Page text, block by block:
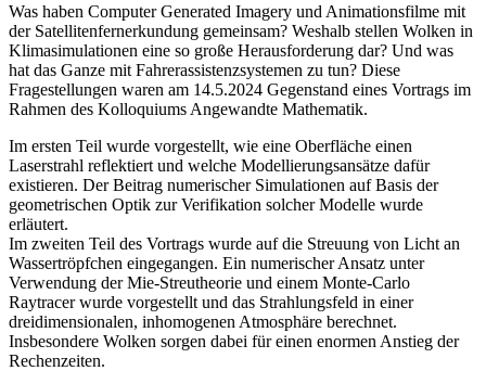
Was haben Computer Generated Imagery und Animationsfilme mit
der Satellitenfernerkundung gemeinsam? Weshalb stellen Wolken in
Klimasimulationen eine so große Herausforderung dar? Und was
hat das Ganze mit Fahrerassistenzsystemen zu tun? Diese
Fragestellungen waren am 14.5.2024 Gegenstand eines Vortrags im
Rahmen des Kolloquiums Angewandte Mathematik.
Im ersten Teil wurde vorgestellt, wie eine Oberfläche einen
Laserstrahl reflektiert und welche Modellierungsansätze dafür
existieren. Der Beitrag numerischer Simulationen auf Basis der
geometrischen Optik zur Verifikation solcher Modelle wurde
erläutert.
Im zweiten Teil des Vortrags wurde auf die Streuung von Licht an
Wassertröpfchen eingegangen. Ein numerischer Ansatz unter
Verwendung der Mie-Streutheorie und einem Monte-Carlo
Raytracer wurde vorgestellt und das Strahlungsfeld in einer
dreidimensionalen, inhomogenen Atmosphäre berechnet.
Insbesondere Wolken sorgen dabei für einen enormen Anstieg der
Rechenzeiten.